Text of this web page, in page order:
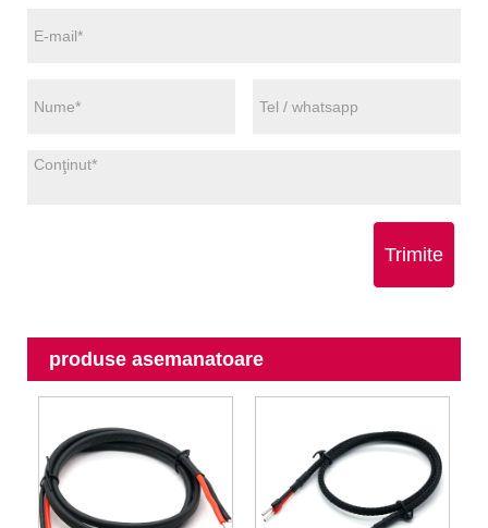
Trimite
produse asemanatoare